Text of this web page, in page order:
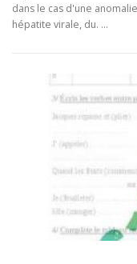
dans le cas d'une
hépatite virale, du. …